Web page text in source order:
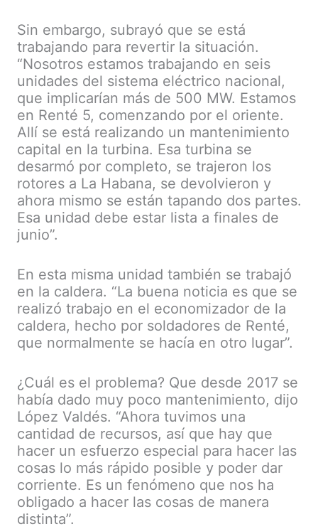
Sin embargo, subrayó que se está
trabajando para revertir la situación.
“Nosotros estamos trabajando en seis
unidades del sistema eléctrico nacional,
que implicarían más de 500 MW. Estamos
en Renté 5, comenzando por el oriente.
Allí se está realizando un mantenimiento
capital en la turbina. Esa turbina se
desarmó por completo, se trajeron los
rotores a La Habana, se devolvieron y
ahora mismo se están tapando dos partes.
Esa unidad debe estar lista a finales de
junio”.
En esta misma unidad también se trabajó
en la caldera. “La buena noticia es que se
realizó trabajo en el economizador de la
caldera, hecho por soldadores de Renté,
que normalmente se hacía en otro lugar”.
¿Cuál es el problema? Que desde 2017 se
había dado muy poco mantenimiento, dijo
López Valdés. “Ahora tuvimos una
cantidad de recursos, así que hay que
hacer un esfuerzo especial para hacer las
cosas lo más rápido posible y poder dar
corriente. Es un fenómeno que nos ha
obligado a hacer las cosas de manera
distinta”.